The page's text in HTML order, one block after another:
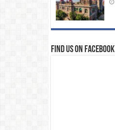
Find us on Facebook